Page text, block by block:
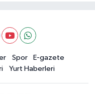
Spor
E-gazete
Yurt Haberleri